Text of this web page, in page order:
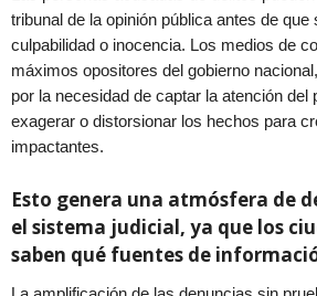
tribunal de la opinión pública antes de
culpabilidad o inocencia. Los medios de
máximos opositores del gobierno
por la necesidad de captar la atención del
exagerar o distorsionar los hechos para
impactantes.
Esto genera una atmósfera de
el sistema judicial, ya que los
saben qué fuentes de